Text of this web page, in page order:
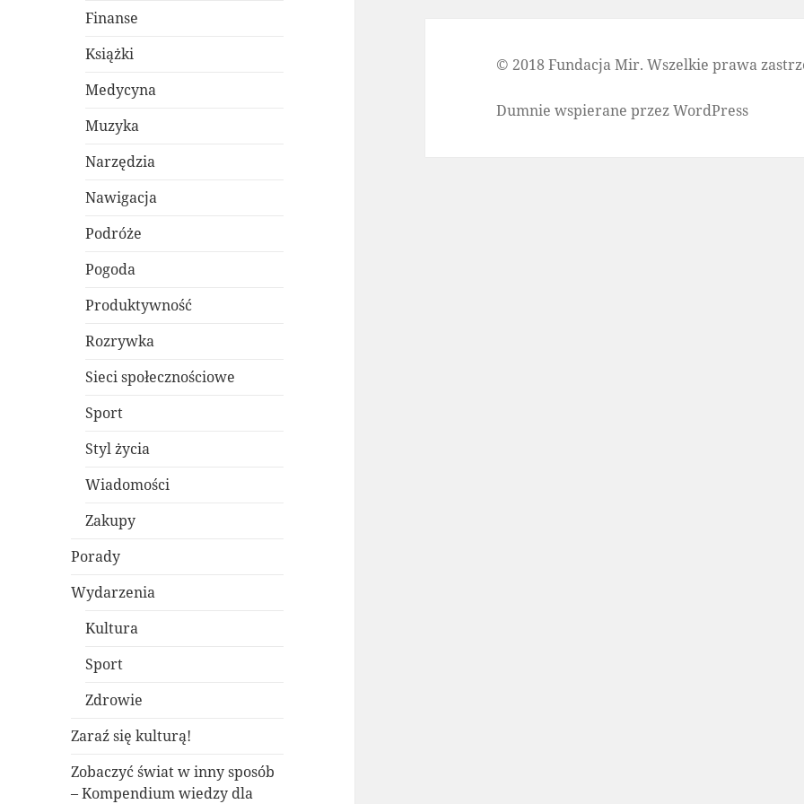
Finanse
Książki
Medycyna
Muzyka
Narzędzia
Nawigacja
Podróże
Pogoda
Produktywność
Rozrywka
Sieci społecznościowe
Sport
Styl życia
Wiadomości
Zakupy
Porady
Wydarzenia
Kultura
Sport
Zdrowie
Zaraź się kulturą!
Zobaczyć świat w inny sposób
– Kompendium wiedzy dla
© 2018 Fundacja Mir. Wszelkie prawa
Dumnie wspierane przez WordPress